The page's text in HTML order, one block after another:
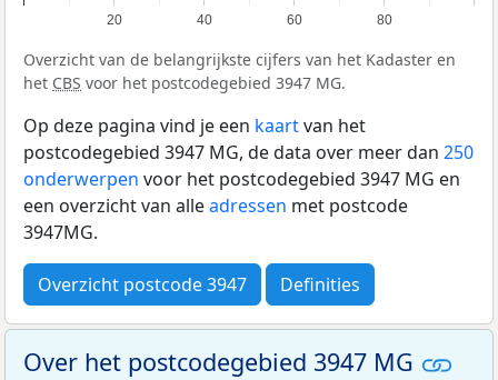
20 40 60 80
Overzicht van de belangrijkste cijfers van het Kadaster en
het CBS voor het postcodegebied 3947 MG.
Op deze pagina vind je een kaartvan het
postcodegebied 3947 MG, de data over meer dan 250
onderwerpen voor het postcodegebied 3947 MG en
een overzicht van alleadressen met postcode
3947MG.
Overzicht postcode 3947 Definities
Over het postcodegebied 3947 MG